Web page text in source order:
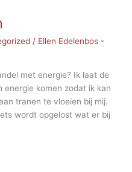
/ Ellen Edelenbos -
met energie? Ik laat de
energie komen zodat ik kan
tranen te vloeien bij mij.
wordt opgelost wat er bij